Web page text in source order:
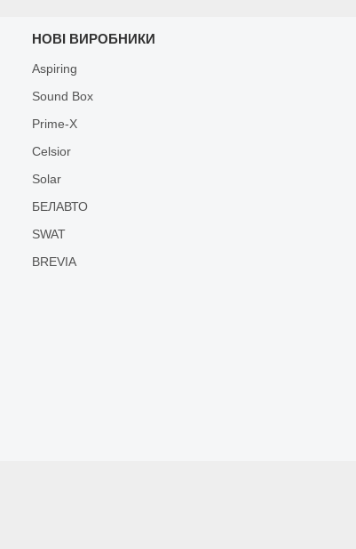
НОВІ ВИРОБНИКИ
Aspiring
Sound Box
Prime-X
Celsior
Solar
БЕЛАВТО
SWAT
BREVIA